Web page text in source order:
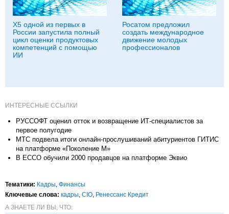
X5 одной из первых в
России запустила полный
цикл оценки продуктовых
компетенций с помощью
ИИ
Росатом предложил
создать международное
движение молодых
профессионалов
ИНТЕРЕСНЫЕ ССЫЛКИ
РУССОФТ оценил отток и возвращение ИТ-специалистов за
первое полугодие
МТС подвела итоги онлайн-прослушиваний абитуриентов ГИТИС
на платформе «Поколение М»
В ECCO обучили 2000 продавцов на платформе Эквио
Тематики: Кадры, Финансы
Ключевые слова: кадры, CIO, Ренессанс Кредит
А ЗНАЕТЕ ЛИ ВЫ, ЧТО: